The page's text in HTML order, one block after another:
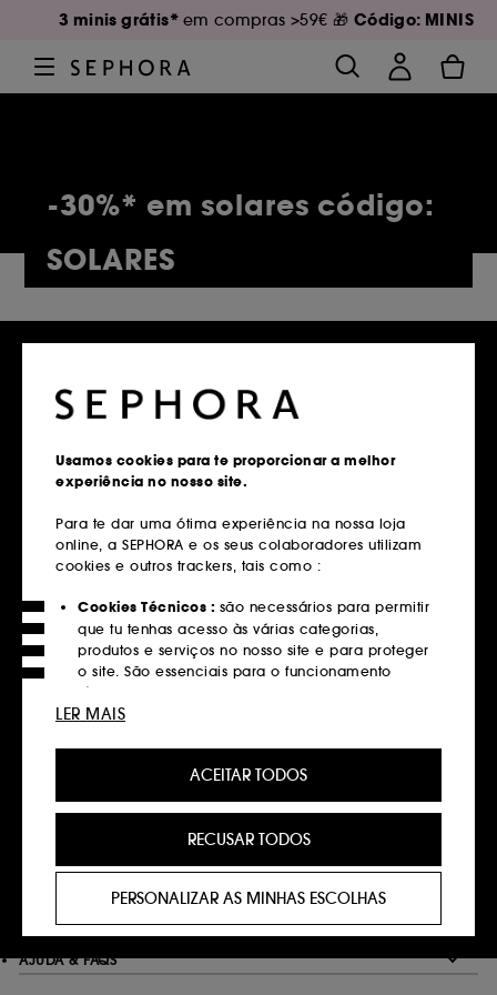
3 minis grátis* em compras >59€ 🎁 Código: MINIS
-30%* em solares código:
SOLARES
5,142 Produtos
Entregas grátis
em compras superiores a 39€
Saber mais
Devoluções
Gratuitas até 30 dias
Saber mais
Click&Collect
Recolha em loja em 2 horas*
Pagamentos
Métodos de pagamento seguros
Saber mais
AJUDA & FAQS
Usamos cookies para te proporcionar a melhor
experiência no nosso site.
Para te dar uma ótima experiência na nossa loja
online, a SEPHORA e os seus colaboradores utilizam
cookies e outros trackers, tais como :
Cookies Técnicos : são necessários para permitir
que tu tenhas acesso às várias categorias,
produtos e serviços no nosso site e para proteger
o site. São essenciais para o funcionamento
técnico do site e não podem ser desativados.
personalizada, recomendando produtos, serviços
preferências, e fornecer-te ofertas promocionais à
medida do teu perfil.
utilizados para lhe apresentar conteúdos que
possam ser do seu interesse através de anúncios
plataformas de redes sociais, com base nas
ACEITAR TODOS
PERSONALIZAR AS MINHAS ESCOLHAS
RECUSAR TODOS
LER MAIS